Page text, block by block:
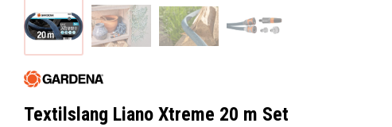
Textilslang Liano Xtreme 20 m Set